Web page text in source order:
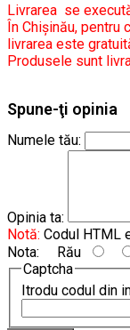
Livrarea se
În Chișinău,
livrarea este
Produsele sunt
Spune-ţi opinia
Numele tău:
Opinia ta:
Notă: Codul HTML
Nota: Rău
Captcha
Itrodu codul din